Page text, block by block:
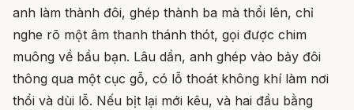
anh làm thành đôi, ghép thành ba mà thổi lên, chỉ
nghe rõ một âm thanh thánh thót, gọi được chim
muông về bầu bạn. Lâu dần, anh ghép vào bảy đôi
thông qua một cục gỗ, có lỗ thoát không khí làm nơi
thổi và dùi lỗ. Nếu bịt lại mới kêu, và hai đầu bằng